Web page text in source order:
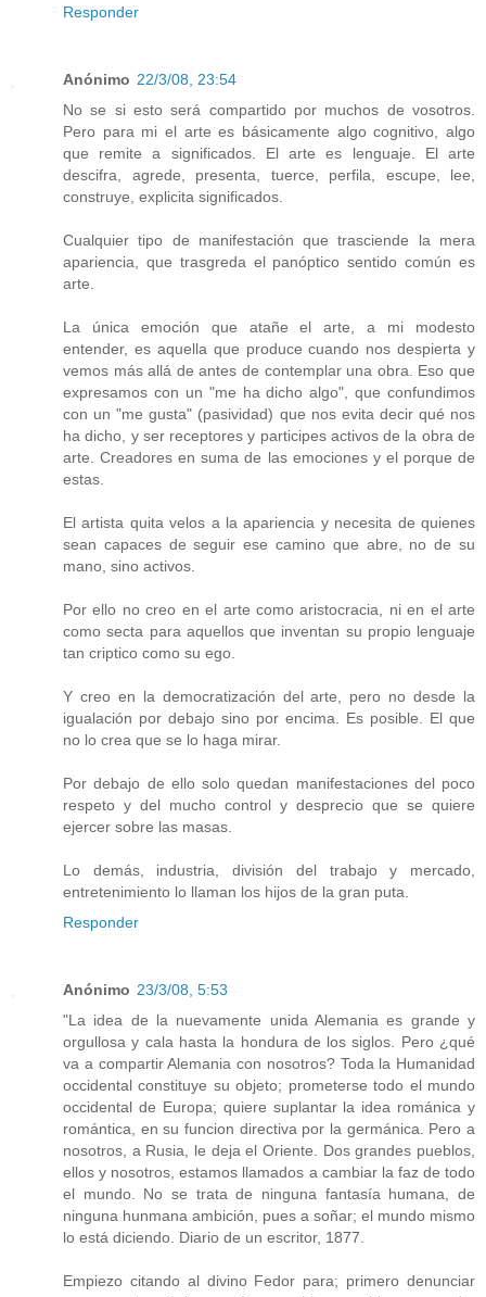
Responder
Anónimo 22/3/08, 23:54
No se si esto será compartido por muchos de vosotros.
Pero para mi el arte es básicamente algo cognitivo, algo
que remite a significados. El arte es lenguaje. El arte
descifra, agrede, presenta, tuerce, perfila, escupe, lee,
construye, explicita significados.
Cualquier tipo de manifestación que trasciende la mera
apariencia, que trasgreda el panóptico sentido común es
arte.
La única emoción que atañe el arte, a mi modesto
entender, es aquella que produce cuando nos despierta y
vemos más allá de antes de contemplar una obra. Eso que
expresamos con un "me ha dicho algo", que confundimos
con un "me gusta" (pasividad) que nos evita decir qué nos
ha dicho, y ser receptores y participes activos de la obra de
arte. Creadores en suma de las emociones y el porque de
estas.
El artista quita velos a la apariencia y necesita de quienes
sean capaces de seguir ese camino que abre, no de su
mano, sino activos.
Por ello no creo en el arte como aristocracia, ni en el arte
como secta para aquellos que inventan su propio lenguaje
tan criptico como su ego.
Y creo en la democratización del arte, pero no desde la
igualación por debajo sino por encima. Es posible. El que
no lo crea que se lo haga mirar.
Por debajo de ello solo quedan manifestaciones del poco
respeto y del mucho control y desprecio que se quiere
ejercer sobre las masas.
Lo demás, industria, división del trabajo y mercado,
entretenimiento lo llaman los hijos de la gran puta.
Responder
Anónimo 23/3/08, 5:53
"La idea de la nuevamente unida Alemania es grande y
orgullosa y cala hasta la hondura de los siglos. Pero ¿qué
va a compartir Alemania con nosotros? Toda la Humanidad
occidental constituye su objeto; prometerse todo el mundo
occidental de Europa; quiere suplantar la idea románica y
romántica, en su funcion directiva por la germánica. Pero a
nosotros, a Rusia, le deja el Oriente. Dos grandes pueblos,
ellos y nosotros, estamos llamados a cambiar la faz de todo
el mundo. No se trata de ninguna fantasía humana, de
ninguna hunmana ambición, pues a soñar; el mundo mismo
lo está diciendo. Diario de un escritor, 1877.
Empiezo citando al divino Fedor para; primero denunciar